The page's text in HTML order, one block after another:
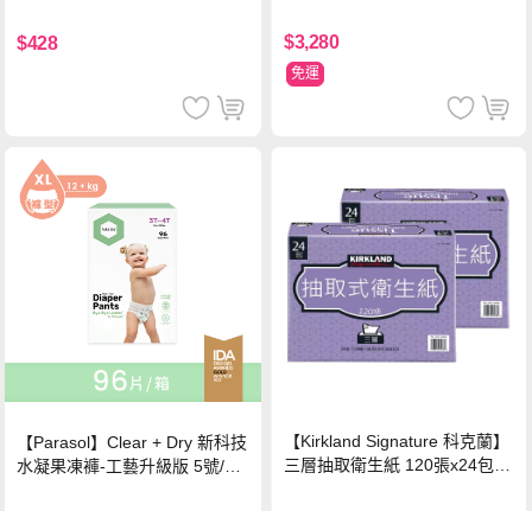
$428 $3,280
免運
【Parasol】Clear + Dry 新科技
水凝果凍褲-工藝升級版 5號/XL
【Kirkland Signature 科克蘭】
三層抽取衛生紙 120張x24包x2